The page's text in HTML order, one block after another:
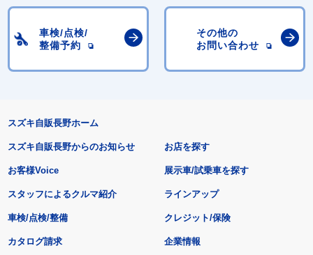
車検/点検/
整備予約
その他の
お問い合わせ
スズキ自販長野ホーム
スズキ自販長野からのお知らせ
お客様Voice
スタッフによるクルマ紹介
お店を探す
展示車/試乗車を探す
ラインアップ
車検/点検/整備 クレジット/保険
カタログ請求 企業情報